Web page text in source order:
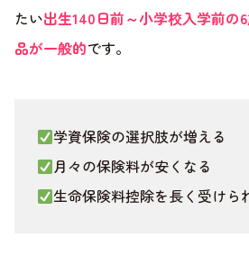
たい出生140日前～小学校入学前の
品が一般的です。
学資保険の選択肢が増える
月々の保険料が安くなる
生命保険料控除を長く受けら